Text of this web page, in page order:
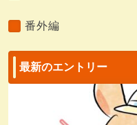
番外編
最新のエントリー